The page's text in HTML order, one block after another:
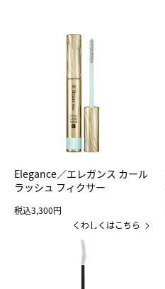
Elegance／エレガンス カール
ラッシュ フィクサー
税込3,300円
くわしくはこちら